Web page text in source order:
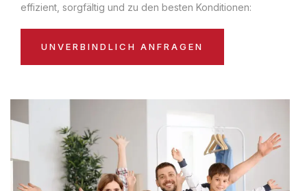
effizient, sorgfältig und zu den besten Konditionen:
UNVERBINDLICH ANFRAGEN